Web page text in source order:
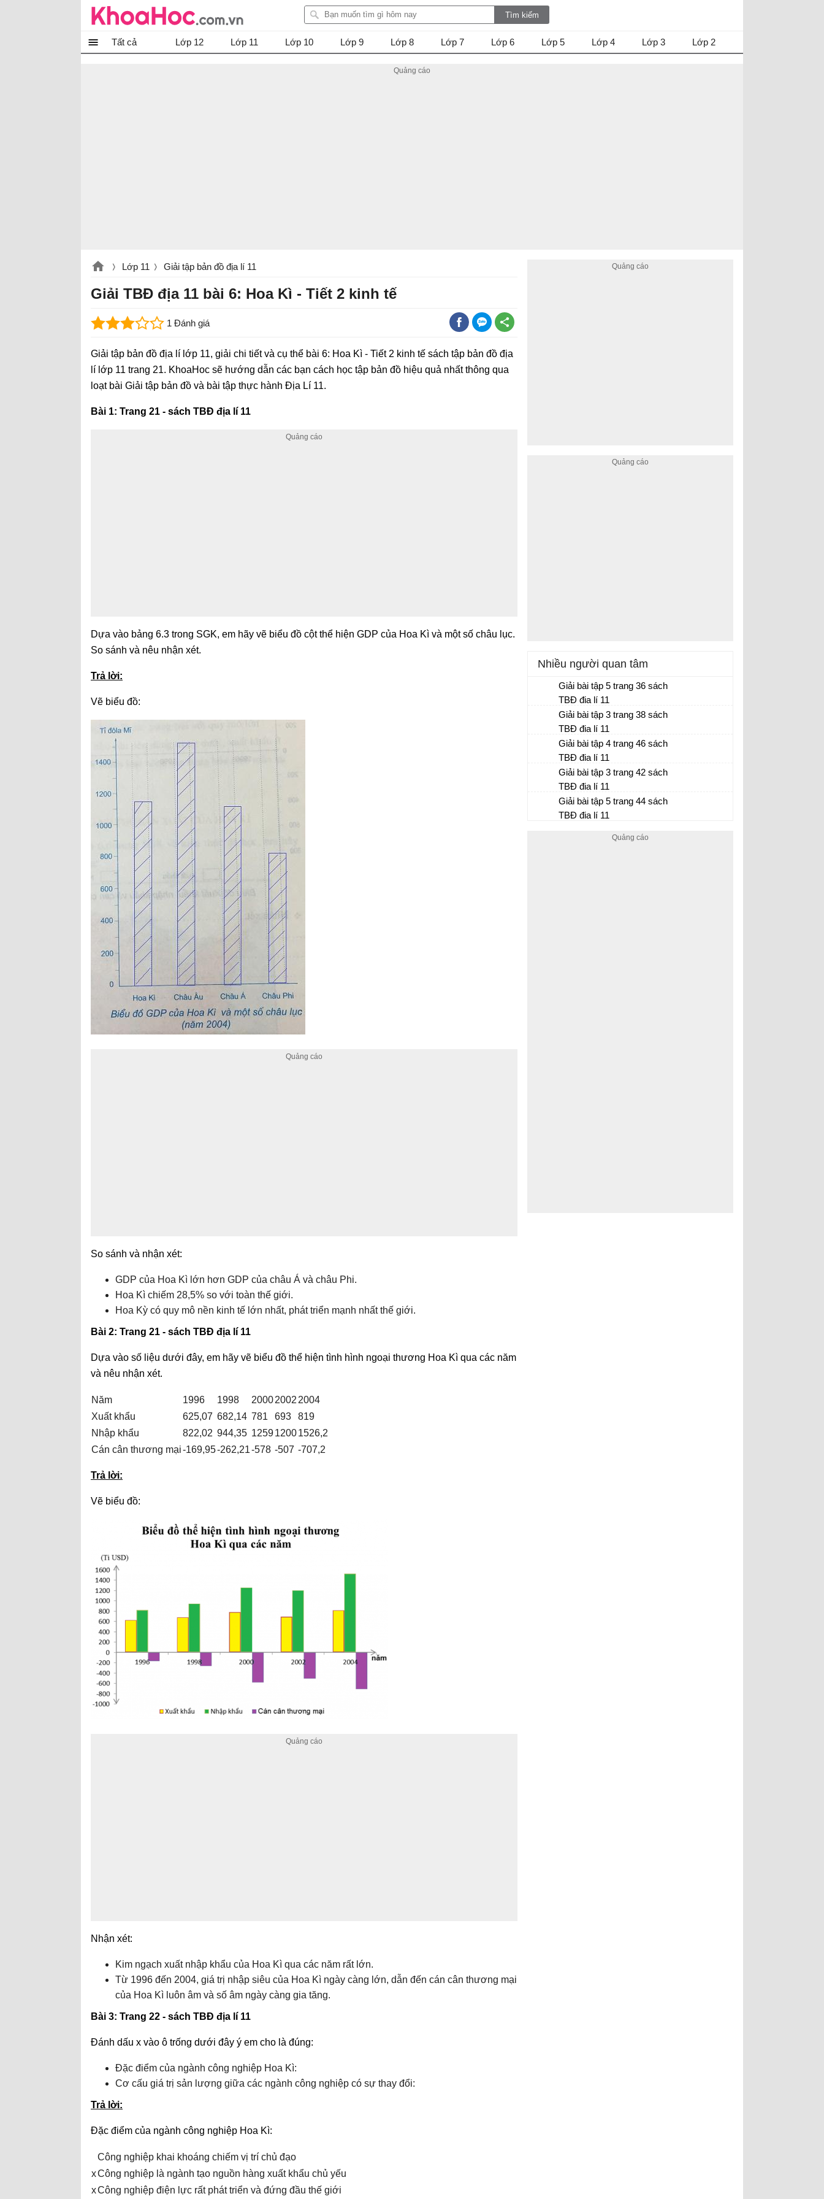
Tất cả Lớp 12 Lớp 11 Lớp 10 Lớp 9 Lớp 8 Lớp 7 Lớp 6 Lớp 5 Lớp 4 Lớp 3 Lớp 2
Lớp 11 Giải tập bản đồ địa lí 11
Giải TBĐ địa 11 bài 6: Hoa Kì - Tiết 2 kinh tế
1 Đánh giá
Giải tập bản đồ địa lí lớp 11, giải chi tiết và cụ thể bài 6: Hoa Kì - Tiết 2 kinh tế sách tập bản đồ địa
lí lớp 11 trang 21. KhoaHoc sẽ hướng dẫn các bạn cách học tập bản đồ hiệu quả nhất thông qua
loạt bài Giải tập bản đồ và bài tập thực hành Địa Lí 11.
Bài 1: Trang 21 - sách TBĐ địa lí 11
Dựa vào bảng 6.3 trong SGK, em hãy vẽ biểu đồ cột thể hiện GDP của Hoa Kì và một số châu lục.
So sánh và nêu nhận xét.
Trả lời:
Vẽ biểu đồ:
So sánh và nhận xét:
GDP của Hoa Kì lớn hơn GDP của châu Á và châu Phi.
Hoa Kì chiếm 28,5% so với toàn thế giới.
Hoa Kỳ có quy mô nền kinh tế lớn nhất, phát triển mạnh nhất thế giới.
Bài 2: Trang 21 - sách TBĐ địa lí 11
Dựa vào số liệu dưới đây, em hãy vẽ biểu đồ thể hiện tình hình ngoại thương Hoa Kì qua các năm
và nêu nhận xét.
Năm 1996 1998 20002002 2004
Xuất khẩu
625,07 682,14 781 693
819
Nhập khẩu
822,02 944,35 125912001526,2
Cán cân thương mại-169,95-262,21-578 -507 -707,2
Trả lời:
Vẽ biểu đồ:
Nhận xét:
Kim ngạch xuất nhập khẩu của Hoa Kì qua các năm rất lớn.
Từ 1996 đến 2004, giá trị nhập siêu của Hoa Kì ngày càng lớn, dẫn đến cán cân thương mại
của Hoa Kì luôn âm và số âm ngày càng gia tăng.
Bài 3: Trang 22 - sách TBĐ địa lí 11
Đánh dấu x vào ô trống dưới đây ý em cho là đúng:
Đặc điểm của ngành công nghiệp Hoa Kì:
Cơ cấu giá trị sản lượng giữa các ngành công nghiệp có sự thay đổi:
Trả lời:
Đặc điểm của ngành công nghiệp Hoa Kì:
Công nghiệp khai khoáng chiếm vị trí chủ đạo
xCông nghiệp là ngành tạo nguồn hàng xuất khẩu chủ yếu
xCông nghiệp điện lực rất phát triển và đứng đầu thế giới
Nhiều người quan tâm
Giải bài tập 5 trang 36 sách
TBĐ địa lí 11
Giải bài tập 3 trang 38 sách
TBĐ địa lí 11
Giải bài tập 4 trang 46 sách
TBĐ địa lí 11
Giải bài tập 3 trang 42 sách
TBĐ địa lí 11
Giải bài tập 5 trang 44 sách
TBĐ địa lí 11